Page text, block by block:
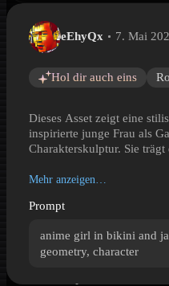
Stilisiertes
Stilisiertes Anime-
eEhyQx 7. Mai
Hol dir auch eins
Dieses Asset zeigt eine
inspirierte junge Frau als
Charakterskulptur. Sie trägt
locker um die Arme
modeorientierte Silhouette
vereinfachte, aber
Gesichtsgestaltung und
Mehr anzeigen…
Prompt
anime girl in bikini and
geometry, character